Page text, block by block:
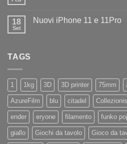
la
nuovissima
Diamo
18
Set
Nuovi iPhone 11 e 11Pro
TAGS
1 1kg 3D 3D printer 75mm
AzureFilm blu citadel
ender eryone filamento funko
giallo Giochi da tavolo Gioco da